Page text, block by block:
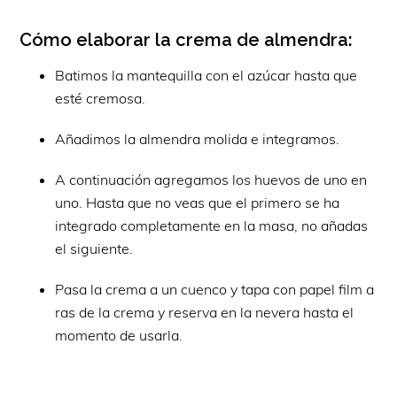
Cómo elaborar la crema de almendra:
Batimos la mantequilla con el azúcar hasta que
esté cremosa.
Añadimos la almendra molida e integramos.
A continuación agregamos los huevos de uno en
uno. Hasta que no veas que el primero se ha
integrado completamente en la masa, no añadas
el siguiente.
Pasa la crema a un cuenco y tapa con papel film a
ras de la crema y reserva en la nevera hasta el
momento de usarla.